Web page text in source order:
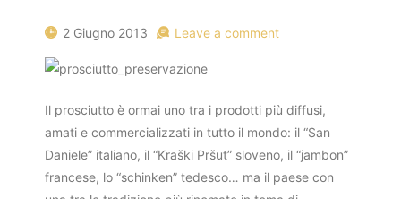
2 Giugno 2013 Leave a comment
Il prosciutto è ormai uno tra i prodotti più diffusi,
amati e commercializzati in tutto il mondo: il “San
Daniele” italiano, il “Kraški Pršut” sloveno, il “jambon”
francese, lo “schinken” tedesco… ma il paese con